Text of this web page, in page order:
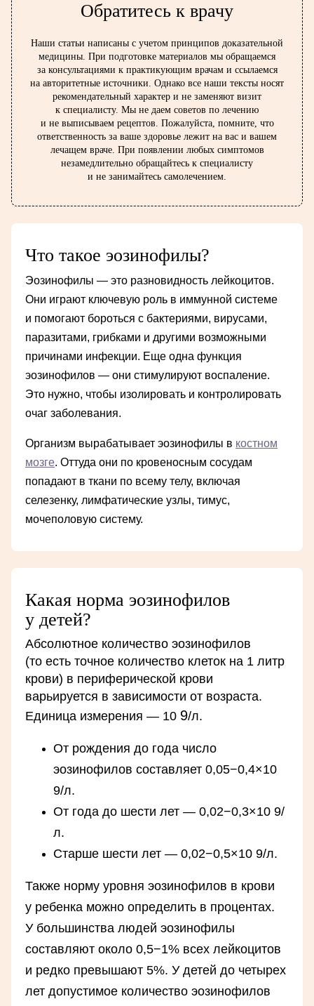
Обратитесь к врачу
Наши статьи написаны с учетом принципов доказательной
медицины. При подготовке материалов мы обращаемся
за консультациями к практикующим врачам и ссылаемся
на авторитетные источники. Однако все наши тексты носят
рекомендательный характер и не заменяют визит
к специалисту. Мы не даем советов по лечению
и не выписываем рецептов. Пожалуйста, помните, что
ответственность за ваше здоровье лежит на вас и вашем
лечащем враче. При появлении любых симптомов
незамедлительно обращайтесь к специалисту
и не занимайтесь самолечением.
Что такое эозинофилы?
Эозинофилы — это разновидность лейкоцитов.
Они играют ключевую роль в иммунной системе
и помогают бороться с бактериями, вирусами,
паразитами, грибками и другими возможными
причинами инфекции. Еще одна функция
эозинофилов — они стимулируют воспаление.
Это нужно, чтобы изолировать и контролировать
очаг заболевания.
Организм вырабатывает эозинофилы в костном
мозге. Оттуда они по кровеносным сосудам
попадают в ткани по всему телу, включая
селезенку, лимфатические узлы, тимус,
мочеполовую систему.
Какая норма эозинофилов
у детей?
Абсолютное количество эозинофилов
(то есть точное количество клеток на 1 литр
крови) в периферической крови
варьируется в зависимости от возраста.
Единица измерения — 10 9/л.
От рождения до года число
эозинофилов составляет 0,05−0,4×10
9/л.
От года до шести лет — 0,02−0,3×10 9/
л.
Старше шести лет — 0,02−0,5×10 9/л.
Также норму уровня эозинофилов в крови
у ребенка можно определить в процентах.
У большинства людей эозинофилы
составляют около 0,5−1% всех лейкоцитов
и редко превышают 5%. У детей до четырех
лет допустимое количество эозинофилов